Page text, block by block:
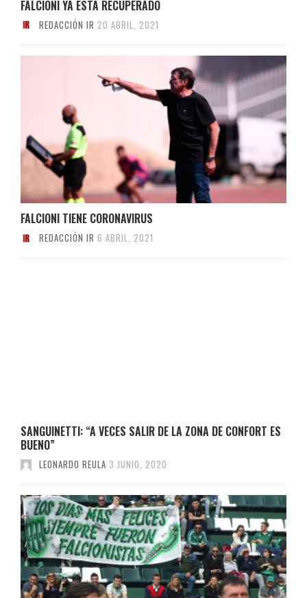
FALCIONI YA ESTÁ RECUPERADO
REDACCIÓN IR 20 ABRIL, 2021
FALCIONI TIENE CORONAVIRUS
REDACCIÓN IR 6 ABRIL, 2021
SANGUINETTI: “A VECES SALIR DE LA ZONA DE CONFORT ES
BUENO”
LEONARDO REULA 3 JUNIO, 2020